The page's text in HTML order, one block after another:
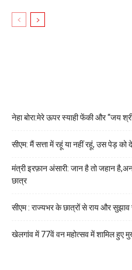
नेहा बोरा:मेरे ऊपर स्याही फेंकी और “जय श्री
सीएम: मैं सत्ता में रहूं या नहीं रहूं, उस पेड़
मंत्री इरफ़ान अंसारी: जान है तो जहान
छात्र
सीएम : राज्यभर के छात्रों से राय और
खेलगांव में 77वें वन महोत्सव में शामिल हुए